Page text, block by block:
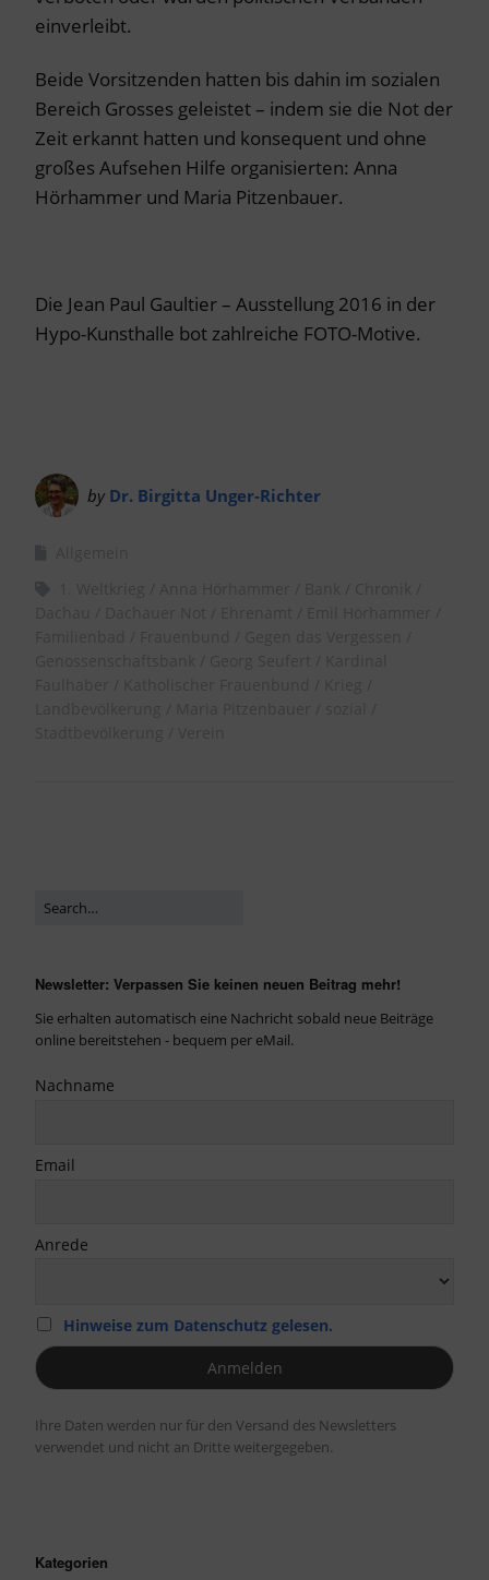
einverleibt.
Beide Vorsitzenden hatten bis dahin im sozialen
Bereich Grosses geleistet – indem sie die Not der
Zeit erkannt hatten und konsequent und ohne
großes Aufsehen Hilfe organisierten: Anna
Hörhammer und Maria Pitzenbauer.
Die Jean Paul Gaultier – Ausstellung 2016 in der
Hypo-Kunsthalle bot zahlreiche FOTO-Motive.
by Dr. Birgitta Unger-Richter
Newsletter: Verpassen Sie keinen neuen Beitrag mehr!
Sie erhalten automatisch eine Nachricht sobald neue Beiträge
online bereitstehen - bequem per eMail.
Nachname
Email
Anrede
Hinweise zum Datenschutz gelesen.
Ihre Daten werden nur für den Versand des Newsletters
verwendet und nicht an Dritte weitergegeben.
Kategorien